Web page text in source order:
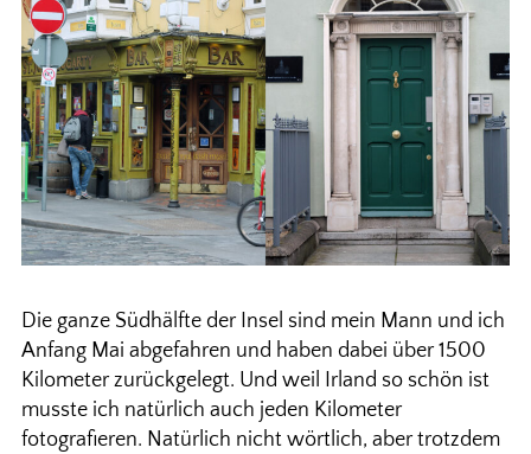
Die ganze Südhälfte der Insel sind mein Mann und ich
Anfang Mai abgefahren und haben dabei über 1500
Kilometer zurückgelegt. Und weil Irland so schön ist
musste ich natürlich auch jeden Kilometer
fotografieren. Natürlich nicht wörtlich, aber trotzdem